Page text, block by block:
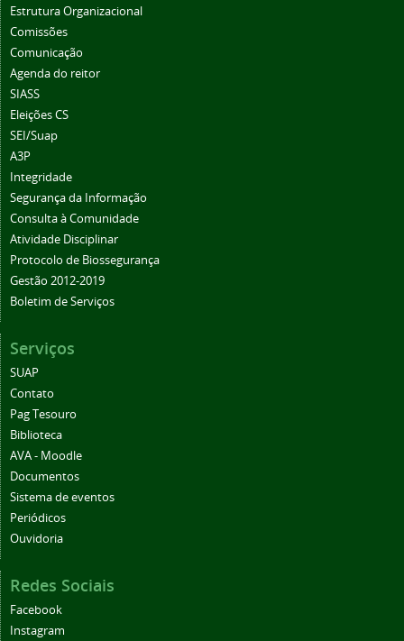
Estrutura Organizacional
Comissões
Comunicação
Agenda do reitor
SIASS
Eleições CS
SEI/Suap
A3P
Integridade
Segurança da Informação
Consulta à Comunidade
Atividade Disciplinar
Protocolo de Biossegurança
Gestão 2012-2019
Boletim de Serviços
Serviços
SUAP
Contato
Pag Tesouro
Biblioteca
AVA - Moodle
Documentos
Sistema de eventos
Periódicos
Ouvidoria
Redes Sociais
Facebook
Instagram